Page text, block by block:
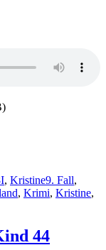
I, Kristine9. Fall,
, Krimi, Kristine,
44